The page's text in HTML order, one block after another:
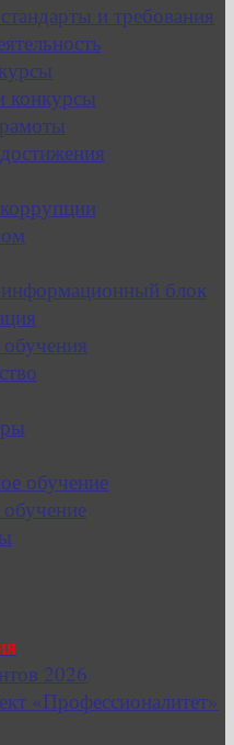
и требования
конкурсы
блок
обучение
2026
«Профессионалитет»